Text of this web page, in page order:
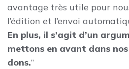
avantage très utile pour
l’édition et l’envoi
En plus, il s’agit d’un
mettons en avant dans
dons.”